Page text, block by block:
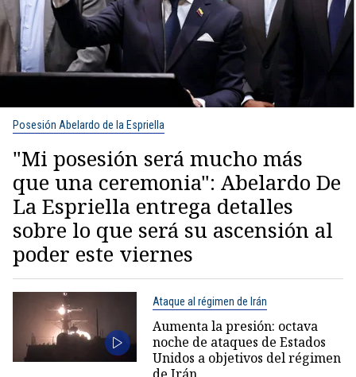
Posesión Abelardo de la Espriella
"Mi posesión será mucho más
que una ceremonia": Abelardo De
La Espriella entrega detalles
sobre lo que será su ascensión al
poder este viernes
Ataque al régimen de Irán
Aumenta la presión: octava
noche de ataques de Estados
Unidos a objetivos del régimen